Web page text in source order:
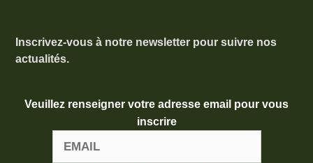
Inscrivez-vous à notre newsletter pour suivre nos
actualités.
Veuillez renseigner votre adresse email pour vous
inscrire